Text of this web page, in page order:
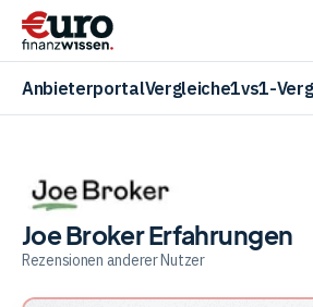
AnbieterportalVergleiche1vs1-
Aktien
Joe Broker Erfahrungen
Rezensionen anderer Nutzer